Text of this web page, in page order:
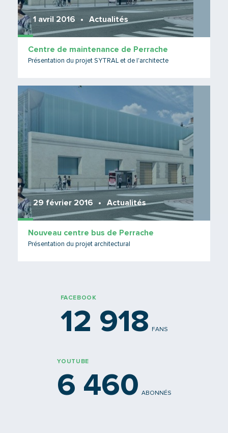
1 avril 2016 Actualités
Centre de maintenance de Perrache
Présentation du projet SYTRAL et de l'architecte
29 février 2016 Actualités
Nouveau centre bus de Perrache
Présentation du projet architectural
FACEBOOK
12 918 FANS
YOUTUBE
6 460 ABONNÉS